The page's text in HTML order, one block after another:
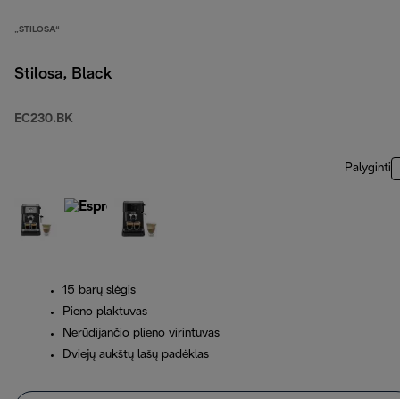
„STILOSA“
Stilosa, Black
EC230.BK
Palyginti
15 barų slėgis
Pieno plaktuvas
Nerūdijančio plieno virintuvas
Dviejų aukštų lašų padėklas